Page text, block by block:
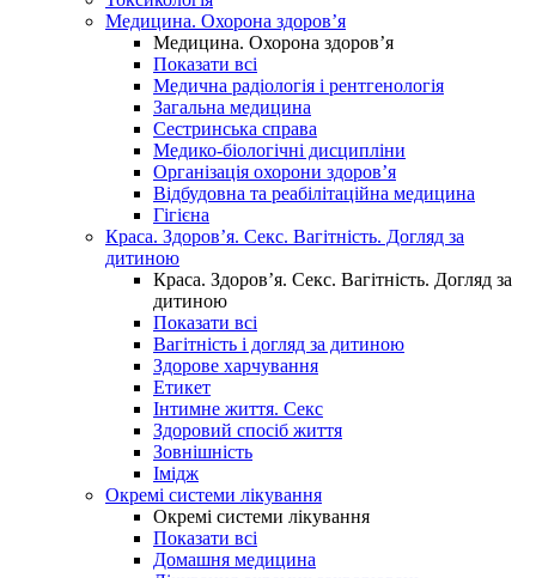
Медицина. Охорона здоров’я
Медицина. Охорона здоров’я
Показати всі
Медична радіологія і рентгенологія
Загальна медицина
Сестринська справа
Медико-біологічні дисципліни
Організація охорони здоров’я
Відбудовна та реабілітаційна медицина
Гігієна
Краса. Здоров’я. Секс. Вагітність. Догляд за
дитиною
Краса. Здоров’я. Секс. Вагітність. Догляд за
дитиною
Показати всі
Вагітність і догляд за дитиною
Здорове харчування
Етикет
Інтимне життя. Секс
Здоровий спосіб життя
Зовнішність
Імідж
Окремі системи лікування
Окремі системи лікування
Показати всі
Домашня медицина